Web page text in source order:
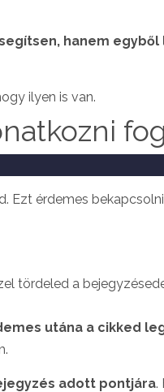
hanem
ilyen is van.
Ezt érdemes
tördeled a
utána a cikked
adott pontjára.